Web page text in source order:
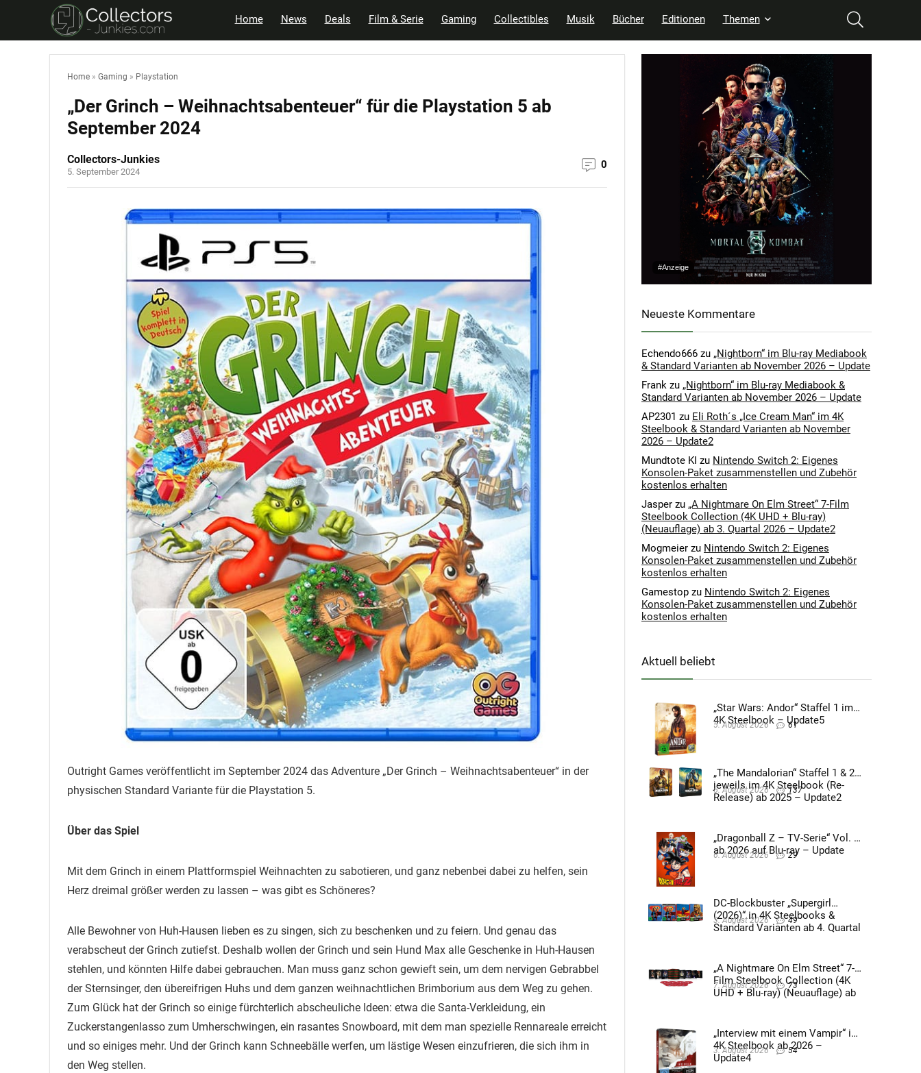
Home News Deals Film & Serie Gaming Collectibles Musik Bücher Editionen Themen
Home » Gaming » Playstation
„Der Grinch – Weihnachtsabenteuer“ für die Playstation 5 ab
September 2024
Collectors-Junkies
5. September 2024
0
Outright Games veröffentlicht im September 2024 das Adventure „Der Grinch – Weihnachtsabenteuer“ in der
physischen Standard Variante für die Playstation 5.
Über das Spiel
Mit dem Grinch in einem Plattformspiel Weihnachten zu sabotieren, und ganz nebenbei dabei zu helfen, sein
Herz dreimal größer werden zu lassen – was gibt es Schöneres?
Alle Bewohner von Huh-Hausen lieben es zu singen, sich zu beschenken und zu feiern. Und genau das
verabscheut der Grinch zutiefst. Deshalb wollen der Grinch und sein Hund Max alle Geschenke in Huh-Hausen
stehlen, und könnten Hilfe dabei gebrauchen. Man muss ganz schon gewieft sein, um dem nervigen Gebrabbel
der Sternsinger, den übereifrigen Huhs und dem ganzen weihnachtlichen Brimborium aus dem Weg zu gehen.
Zum Glück hat der Grinch so einige fürchterlich abscheuliche Ideen: etwa die Santa-Verkleidung, ein
Zuckerstangenlasso zum Umherschwingen, ein rasantes Snowboard, mit dem man spezielle Rennareale erreicht
und so einiges mehr. Und der Grinch kann Schneebälle werfen, um lästige Wesen einzufrieren, die sich ihm in
den Weg stellen.
#Anzeige
Neueste Kommentare
Echendo666 zu „Nightborn“ im Blu-ray Mediabook
& Standard Varianten ab November 2026 – Update
Frank zu „Nightborn“ im Blu-ray Mediabook &
Standard Varianten ab November 2026 – Update
AP2301 zu Eli Roth´s „Ice Cream Man“ im 4K
Steelbook & Standard Varianten ab November
2026 – Update2
Mundtote KI zu Nintendo Switch 2: Eigenes
Konsolen-Paket zusammenstellen und Zubehör
kostenlos erhalten
Jasper zu „A Nightmare On Elm Street“ 7-Film
Steelbook Collection (4K UHD + Blu-ray)
(Neuauflage) ab 3. Quartal 2026 – Update2
Mogmeier zu Nintendo Switch 2: Eigenes
Konsolen-Paket zusammenstellen und Zubehör
kostenlos erhalten
Gamestop zu Nintendo Switch 2: Eigenes
Konsolen-Paket zusammenstellen und Zubehör
kostenlos erhalten
Aktuell beliebt
„Star Wars: Andor“ Staffel 1 im
4K Steelbook – Update5
5. August 2026 61
„The Mandalorian“ Staffel 1 & 2
jeweils im 4K Steelbook (Re-
Release) ab 2025 – Update2
5. August 2026 137
„Dragonball Z – TV-Serie“ Vol. 4
ab 2026 auf Blu-ray – Update
6. August 2026 29
DC-Blockbuster „Supergirl
(2026)“ in 4K Steelbooks &
Standard Varianten ab 4. Quartal
3. August 2026 49
„A Nightmare On Elm Street“ 7-
Film Steelbook Collection (4K
UHD + Blu-ray) (Neuauflage) ab
7. August 2026 73
„Interview mit einem Vampir“ im
4K Steelbook ab 2026 –
Update4
3. August 2026 54